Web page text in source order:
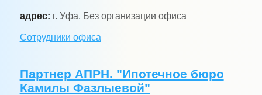
адрес: г. Уфа. Без организации офиса
Сотрудники офиса
Партнер АПРН. "Ипотечное бюро
Камилы Фазлыевой"